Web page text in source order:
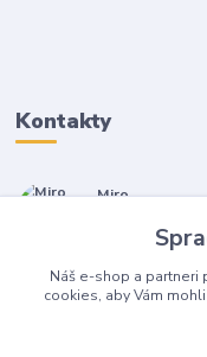
Kontakty
Miro
(Po-Pia, 7-17
Náš e-shop a partneri
cookies, aby Vám